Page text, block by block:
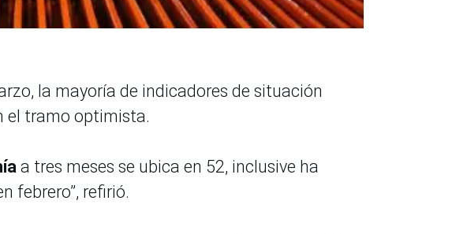
la mayoría de indicadores de situación
el tramo optimista.
a tres meses se ubica en 52, inclusive ha
febrero”, refirió.